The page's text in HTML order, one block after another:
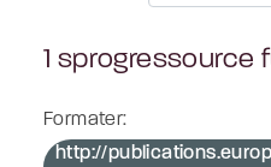
1 sprogressource
Formater:
http://